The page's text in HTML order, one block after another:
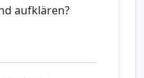
aufklären?